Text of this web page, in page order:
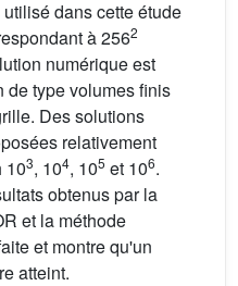
dans cette étude
à 2562
numérique est
de type volumes finis
Des solutions
relativement
103, 104, 105 et 106.
obtenus par la
et la méthode
et montre qu'un
atteint.